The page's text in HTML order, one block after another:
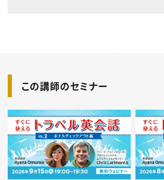
この講師のセミナー